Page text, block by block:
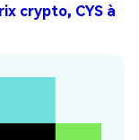
crypto, CYS à